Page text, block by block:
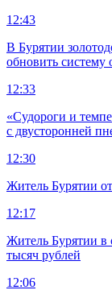
12:43
В Бурятии
обновить систему
12:33
«Судороги и
с двусторонней
12:30
Житель Бурятии
12:17
Житель Бурятии в
тысяч рублей
12:06